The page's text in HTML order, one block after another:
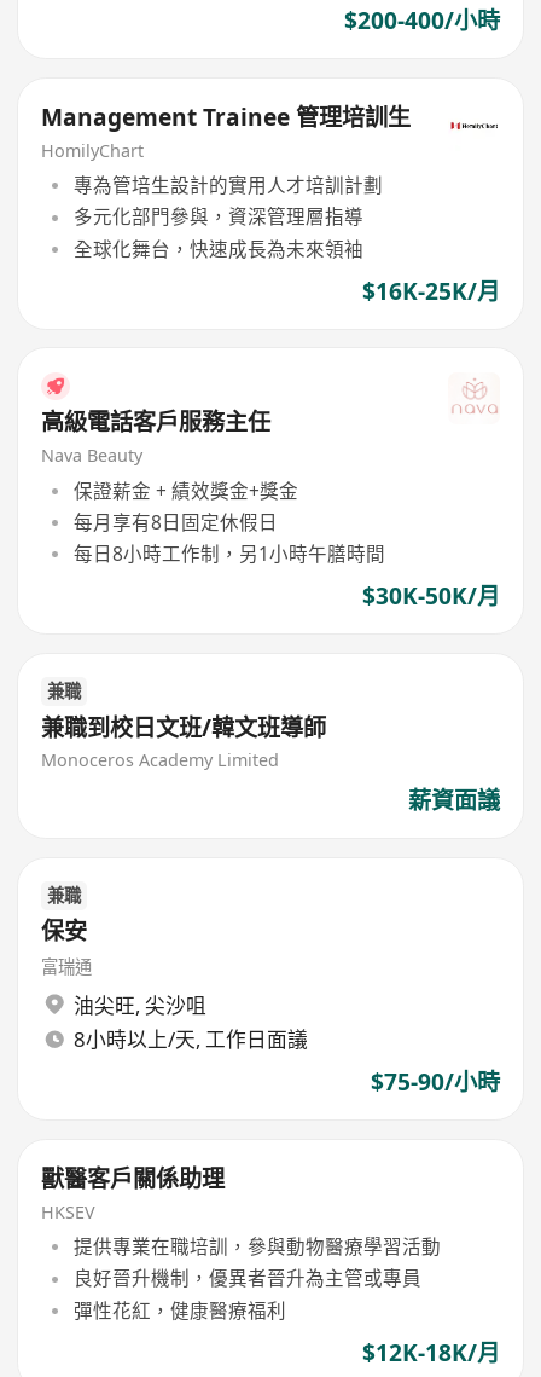
$200-400/小時
Management Trainee 管理培訓生
HomilyChart
專為管培生設計的實用人才培訓計劃
多元化部門參與，資深管理層指導
全球化舞台，快速成長為未來領袖
$16K-25K/月
高級電話客戶服務主任
Nava Beauty
保證薪金 + 績效獎金+獎金
每月享有8日固定休假日
每日8小時工作制，另1小時午膳時間
$30K-50K/月
兼職
兼職到校日文班/韓文班導師
Monoceros Academy Limited
薪資面議
兼職
保安
富瑞通
油尖旺, 尖沙咀
8小時以上/天, 工作日面議
$75-90/小時
獸醫客戶關係助理
HKSEV
提供專業在職培訓，參與動物醫療學習活動
良好晉升機制，優異者晉升為主管或專員
彈性花紅，健康醫療福利
$12K-18K/月